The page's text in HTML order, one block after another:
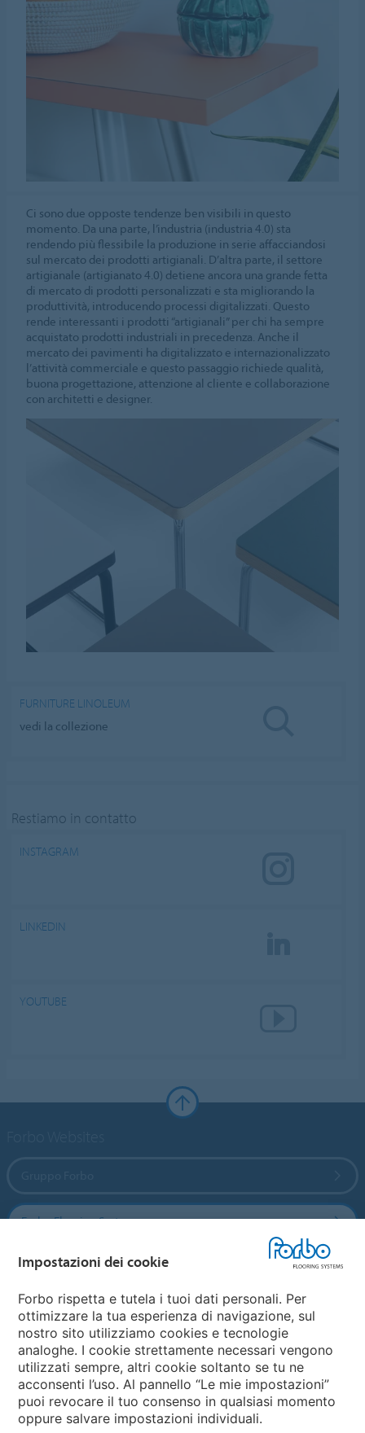
Ci sono due opposte tendenze ben visibili in questo
momento. Da una parte, l’industria (industria 4.0) sta
rendendo più flessibile la produzione in serie affacciandosi
sul mercato dei prodotti artigianali. D’altra parte, il settore
artigianale (artigianato 4.0) detiene ancora una grande fetta
di mercato di prodotti personalizzati e sta migliorando la
produttività, introducendo processi digitalizzati. Questo
rende interessanti i prodotti “artigianali” per chi ha sempre
acquistato prodotti industriali in precedenza. Anche il
mercato dei pavimenti ha digitalizzato e internazionalizzato
l’attività commerciale e questo passaggio richiede qualità,
buona progettazione, attenzione al cliente e collaborazione
con architetti e designer.
FURNITURE LINOLEUM
vedi la collezione
Restiamo in contatto
INSTAGRAM
LINKEDIN
YOUTUBE
Forbo Flooring Systems
Forbo Movement Systems
Seleziona una nazione
Seleziona una nazione
Impostazioni dei cookie
Forbo rispetta e tutela i tuoi dati personali. Per
ottimizzare la tua esperienza di navigazione, sul
nostro sito utilizziamo cookies e tecnologie
analoghe. I cookie strettamente necessari vengono
utilizzati sempre, altri cookie soltanto se tu ne
acconsenti l’uso. Al pannello “Le mie impostazioni”
puoi revocare il tuo consenso in qualsiasi momento
oppure salvare impostazioni individuali.